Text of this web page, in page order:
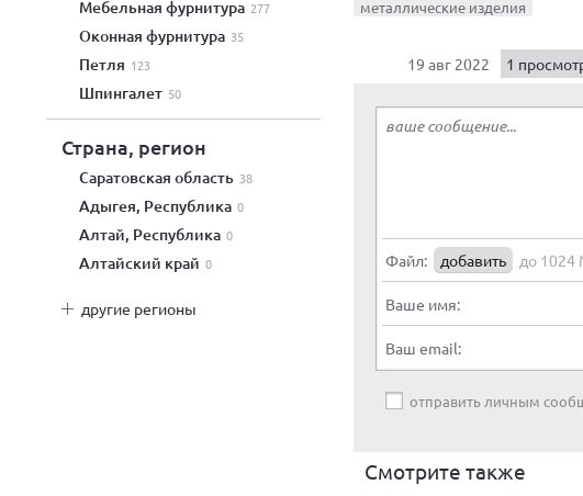
мебельная фурнитура 277
оконная фурнитура 35
петля 123
шпингалет 50
Страна, регион
Саратовская область 38
Адыгея, Республика 0
Алтай, Республика 0
Алтайский край 0
другие регионы
металлические изделия
19 авг 2022 1
Файл: добавить до 1024
Ваше имя:
Ваш email:
отправить личным
Смотрите также